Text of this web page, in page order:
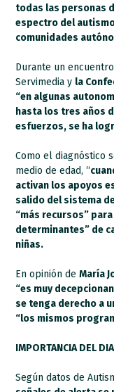
todas las personas
espectro del
comunidades
Durante un
Servimedia y la
“en algunas
hasta los tres años
esfuerzos, se ha
Como el diagnóstico
medio de edad, “
activan los apoyos
salido del sistema
“más recursos”
determinantes” de
niñas.
En opinión deMaría
“es muy
se tenga derecho a
“los mismos
IMPORTANCIA DEL
Según datos de